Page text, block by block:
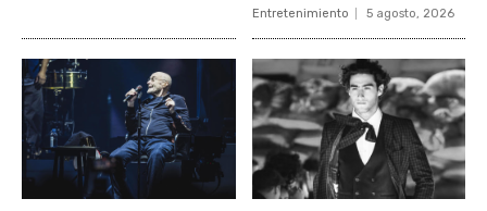
Entretenimiento 5 agosto, 2026